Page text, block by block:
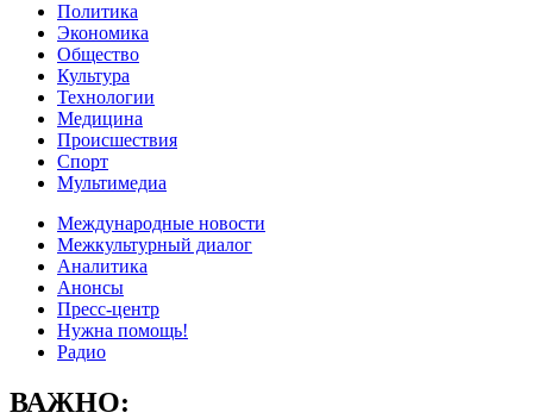
Политика
Экономика
Общество
Культура
Технологии
Медицина
Происшествия
Спорт
Мультимедиа
Международные новости
Межкультурный диалог
Аналитика
Анонсы
Пресс-центр
Нужна помощь!
Радио
ВАЖНО: